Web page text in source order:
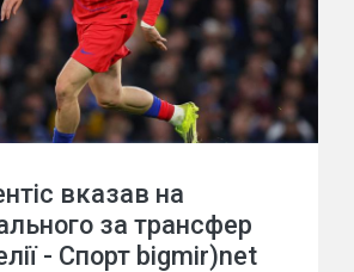
вказав на
за трансфер
- Спорт bigmir)net